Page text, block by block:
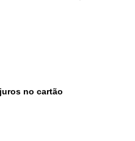
no cartão
Pack) quantidade